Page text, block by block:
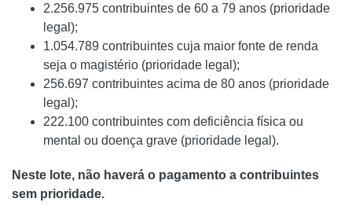
2.256.975 contribuintes de 60 a 79 anos (prioridade
legal);
1.054.789 contribuintes cuja maior fonte de renda
seja o magistério (prioridade legal);
256.697 contribuintes acima de 80 anos (prioridade
legal);
222.100 contribuintes com deficiência física ou
mental ou doença grave (prioridade legal).
Neste lote, não haverá o pagamento a contribuintes
sem prioridade.